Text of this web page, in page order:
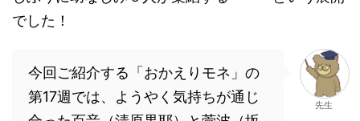
でした！
今回ご紹介する「おかえりモネ」の
第17週では、ようやく気持ちが通じ
先生